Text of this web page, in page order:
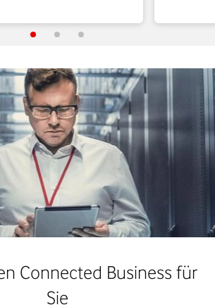
Connected Business für
Sie